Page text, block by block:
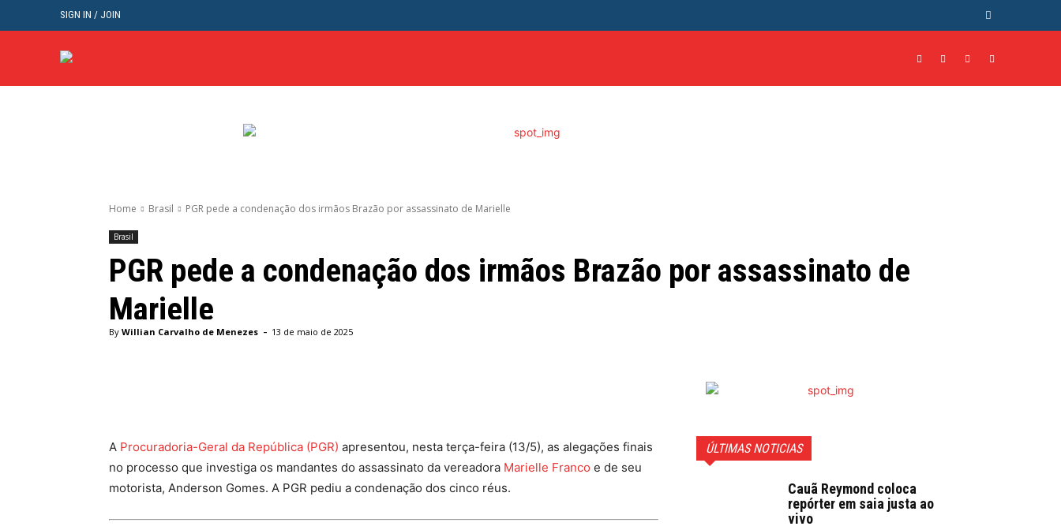
SIGN IN / JOIN
Home Brasil PGR pede a condenação dos irmãos Brazão por assassinato de Marielle
Brasil
PGR pede a condenação dos irmãos Brazão por assassinato de
Marielle
By Willian Carvalho de Menezes - 13 de maio de 2025
A Procuradoria-Geral da República (PGR) apresentou, nesta terça-feira (13/5), as alegações finais
no processo que investiga os mandantes do assassinato da vereadora Marielle Franco e de seu
motorista, Anderson Gomes. A PGR pediu a condenação dos cinco réus.
ÚLTIMAS NOTICIAS
Cauã Reymond coloca
repórter em saia justa ao
vivo